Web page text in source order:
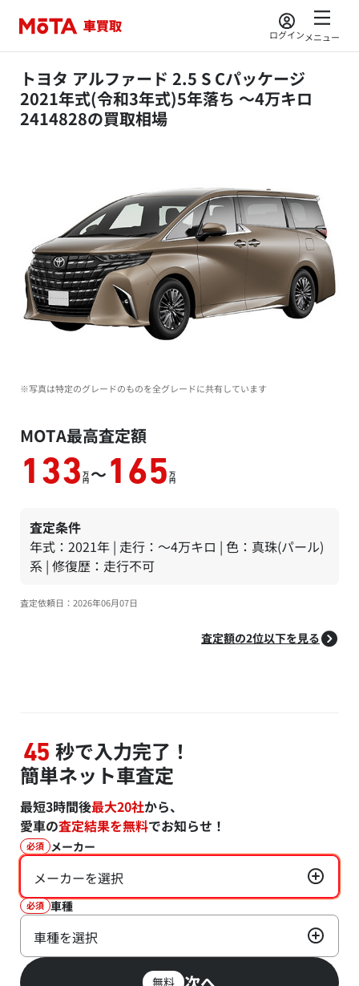
ログインメニュー
トヨタ アルファード 2.5 S Cパッケージ
2021年式(令和3年式)5年落ち ～4万キロ
2414828の買取相場
※写真は特定のグレードのものを全グレードに共有しています
MOTA最高査定額
133 万
円 ～ 165 万
円
査定条件
年式：2021年 | 走行：～4万キロ | 色：真珠(パール)
系 | 修復歴：走行不可
査定依頼日：2026年06月07日
査定額の2位以下を見る
45 秒で入力完了！
簡単ネット車査定
最短3時間後最大20社から、
愛車の査定結果を無料でお知らせ！
必須 メーカー
メーカーを選択
必須 車種
車種を選択
無料